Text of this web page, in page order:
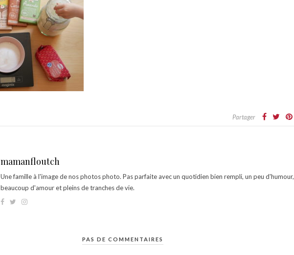
Partager
mamanfloutch
Une famille à l'image de nos photos photo. Pas parfaite avec un quotidien bien rempli, un peu d'humour,
beaucoup d'amour et pleins de tranches de vie.
PAS DE COMMENTAIRES